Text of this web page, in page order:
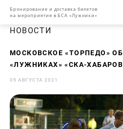
Бронирование и доставка билетов
на мероприятия в БСА «Лужники»
НОВОСТИ
МОСКОВСКОЕ «ТОРПЕДО»
«ЛУЖНИКАХ» «СКА-
05 АВГУСТА 2021